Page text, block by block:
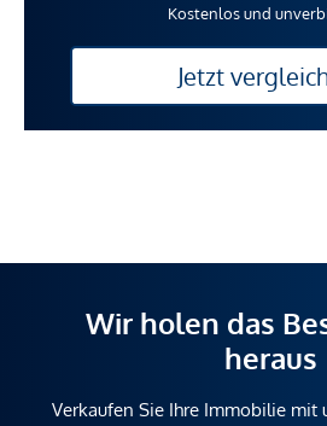
Kostenlos und
Jetzt
Wir holen das
heraus
Verkaufen Sie Ihre Immobilie mit